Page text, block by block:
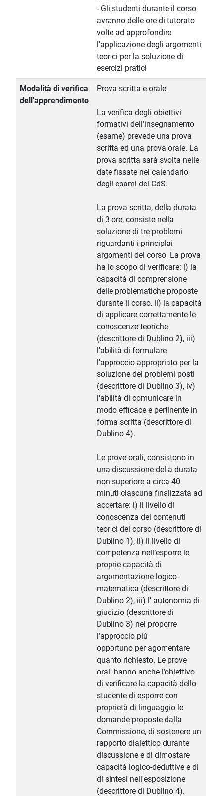
- Gli studenti durante il corso
avranno delle ore di tutorato
volte ad approfondire
l'applicazione degli argomenti
teorici per la soluzione di
esercizi pratici
Modalità di verifica
dell'apprendimento
Prova scritta e orale.
La verifica degli obiettivi
formativi dell’insegnamento
(esame) prevede una prova
scritta ed una prova orale. La
prova scritta sarà svolta nelle
date fissate nel calendario
degli esami del CdS.
La prova scritta, della durata
di 3 ore, consiste nella
soluzione di tre problemi
riguardanti i principlai
argomenti del corso. La prova
ha lo scopo di verificare: i) la
capacità di comprensione
delle problematiche proposte
durante il corso, ii) la capacità
di applicare correttamente le
conoscenze teoriche
(descrittore di Dublino 2), iii)
l'abilità di formulare
l'approccio appropriato per la
soluzione del problemi posti
(descrittore di Dublino 3), iv)
l'abilità di comunicare in
modo efficace e pertinente in
forma scritta (descrittore di
Dublino 4).
Le prove orali, consistono in
una discussione della durata
non superiore a circa 40
minuti ciascuna finalizzata ad
accertare: i) il livello di
conoscenza dei contenuti
teorici del corso (descrittore di
Dublino 1), ii) il livello di
competenza nell’esporre le
proprie capacità di
argomentazione logico-
matematica (descrittore di
Dublino 2), iii) l’ autonomia di
giudizio (descrittore di
Dublino 3) nel proporre
l’approccio più
opportuno per agomentare
quanto richiesto. Le prove
orali hanno anche l’obiettivo
di verificare la capacità dello
studente di esporre con
proprietà di linguaggio le
domande proposte dalla
Commissione, di sostenere un
rapporto dialettico durante
discussione e di dimostare
capacità logico-deduttive e di
di sintesi nell'esposizione
(descrittore di Dublino 4).